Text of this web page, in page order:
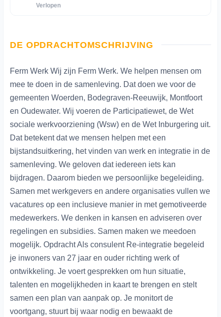
Verlopen
DE OPDRACHTOMSCHRIJVING
Ferm Werk Wij zijn Ferm Werk. We helpen mensen om
mee te doen in de samenleving. Dat doen we voor de
gemeenten Woerden, Bodegraven-Reeuwijk, Montfoort
en Oudewater. Wij voeren de Participatiewet, de Wet
sociale werkvoorziening (Wsw) en de Wet Inburgering uit.
Dat betekent dat we mensen helpen met een
bijstandsuitkering, het vinden van werk en integratie in de
samenleving. We geloven dat iedereen iets kan
bijdragen. Daarom bieden we persoonlijke begeleiding.
Samen met werkgevers en andere organisaties vullen we
vacatures op een inclusieve manier in met gemotiveerde
medewerkers. We denken in kansen en adviseren over
regelingen en subsidies. Samen maken we meedoen
mogelijk. Opdracht Als consulent Re-integratie begeleid
je inwoners van 27 jaar en ouder richting werk of
ontwikkeling. Je voert gesprekken om hun situatie,
talenten en mogelijkheden in kaart te brengen en stelt
samen een plan van aanpak op. Je monitort de
voortgang, stuurt bij waar nodig en bewaakt de